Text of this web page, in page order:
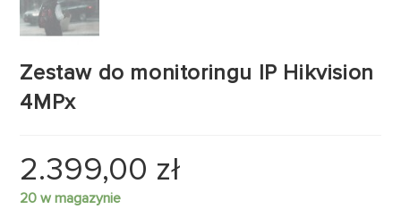
Zestaw do monitoringu IP Hikvision
4MPx
2.399,00 zł
20 w magazynie